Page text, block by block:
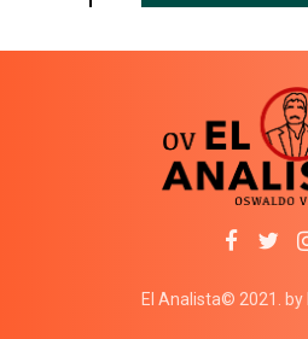
El Analista© 2021. by